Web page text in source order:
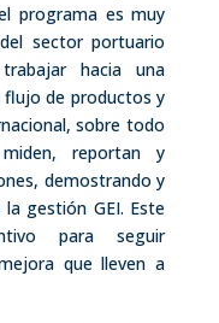
programa es muy
sector portuario
hacia una
flujo de productos y
sobre todo
reportan y
demostrando y
gestión GEI. Este
para seguir
que lleven a